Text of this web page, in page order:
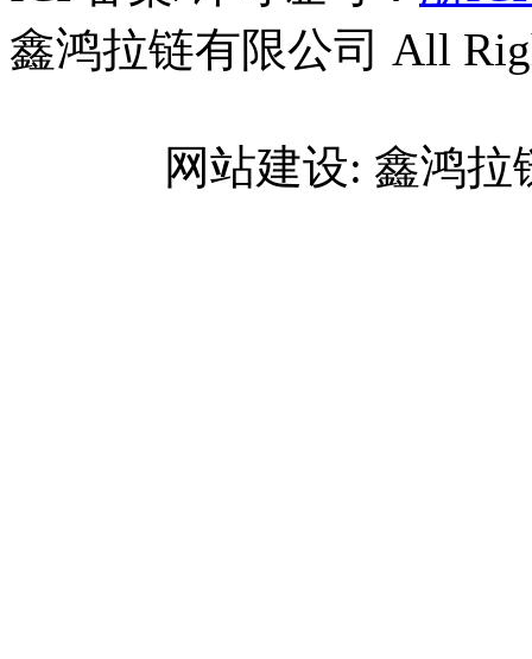
鑫鸿拉链有限公司 All
网站建设: 鑫鸿拉